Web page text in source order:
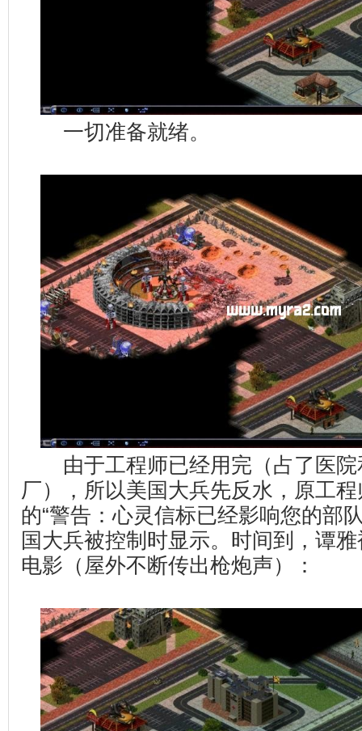
一切准备就绪。
由于工程师已经用完（占了医院
厂），所以美国大兵先反水，原工
的“警告：心灵信标已经影响您的部
国大兵被控制时显示。时间到，谭
电影（屋外不断传出枪炮声）：